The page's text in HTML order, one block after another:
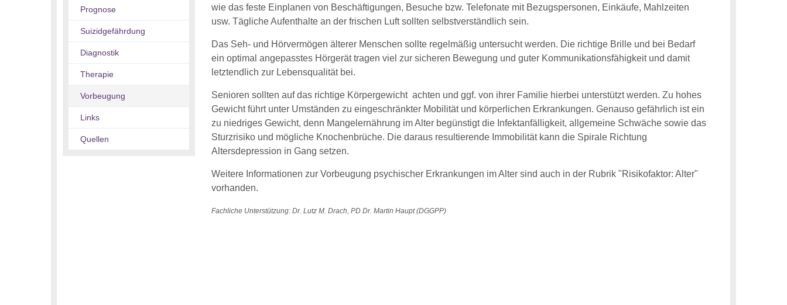
Prognose
Suizidgefährdung
Diagnostik
Therapie
Vorbeugung
Links
Quellen
wie das feste Einplanen von Beschäftigungen, Besuche bzw. Telefonate mit Bezugspersonen, Einkäufe, Mahlzeiten
usw. Tägliche Aufenthalte an der frischen Luft sollten selbstverständlich sein.
Das Seh- und Hörvermögen älterer Menschen sollte regelmäßig untersucht werden. Die richtige Brille und bei Bedarf
ein optimal angepasstes Hörgerät tragen viel zur sicheren Bewegung und guter Kommunikationsfähigkeit und damit
letztendlich zur Lebensqualität bei.
Senioren sollten auf das richtige Körpergewicht achten und ggf. von ihrer Familie hierbei unterstützt werden. Zu hohes
Gewicht führt unter Umständen zu eingeschränkter Mobilität und körperlichen Erkrankungen. Genauso gefährlich ist ein
zu niedriges Gewicht, denn Mangelernährung im Alter begünstigt die Infektanfälligkeit, allgemeine Schwäche sowie das
Sturzrisiko und mögliche Knochenbrüche. Die daraus resultierende Immobilität kann die Spirale Richtung
Altersdepression in Gang setzen.
Weitere Informationen zur Vorbeugung psychischer Erkrankungen im Alter sind auch in der Rubrik "Risikofaktor: Alter"
vorhanden.
Fachliche Unterstützung: Dr. Lutz M. Drach, PD Dr. Martin Haupt (DGGPP)